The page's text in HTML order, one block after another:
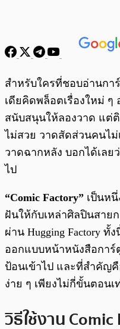
พร้อมเล่น
สำหรับใครที่ชอบอ่านกา
เดียคิดพล็อตเรื่องใหม่ ๆ
สนับสนุนให้ลองวาด แต่
ไม่สวย วาดสัดส่วนคนไ
วาดฉากหลัง บอกได้เล
ไป
“Comic Factory” เป็นห
ฝันให้กับเหล่าศิลปินสาย
ผ่าน Hugging Factory ทั้
ออกแบบหน้าหนังสือการ์
ป้อนเข้าไป และที่สำคัญ
ง่าย ๆ เพียงไม่กี่ขั้นตอน
วิธีใช้งาน